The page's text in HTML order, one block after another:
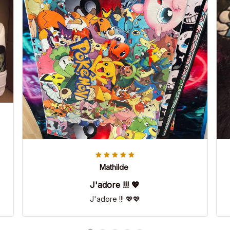
Mathilde
J'adore !!! 💖
J'adore !!! 💖💖